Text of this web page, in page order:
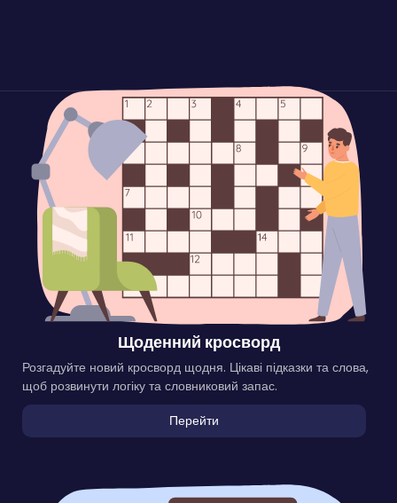
Щоденний кросворд
Розгадуйте новий кросворд щодня. Цікаві підказки та слова,
щоб розвинути логіку та словниковий запас.
Перейти